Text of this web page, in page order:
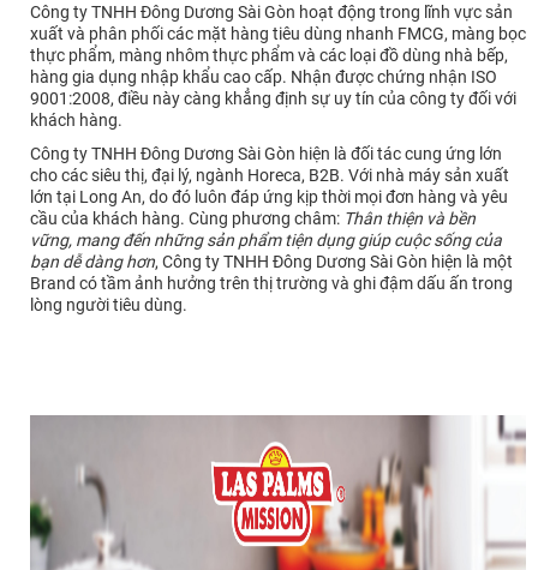
Công ty TNHH Đông Dương Sài Gòn hoạt động trong lĩnh vực sản
xuất và phân phối các mặt hàng tiêu dùng nhanh FMCG, màng bọc
thực phẩm, màng nhôm thực phẩm và các loại đồ dùng nhà bếp,
hàng gia dụng nhập khẩu cao cấp. Nhận được chứng nhận ISO
9001:2008, điều này càng khẳng định sự uy tín của công ty đối với
khách hàng.
Công ty TNHH Đông Dương Sài Gòn hiện là đối tác cung ứng lớn
cho các siêu thị, đại lý, ngành Horeca, B2B. Với nhà máy sản xuất
lớn tại Long An, do đó luôn đáp ứng kịp thời mọi đơn hàng và yêu
cầu của khách hàng. Cùng phương châm: Thân thiện và bền
vững, mang đến những sản phẩm tiện dụng giúp cuộc sống của
bạn dễ dàng hơn, Công ty TNHH Đông Dương Sài Gòn hiện là một
Brand có tầm ảnh hưởng trên thị trường và ghi đậm dấu ấn trong
lòng người tiêu dùng.